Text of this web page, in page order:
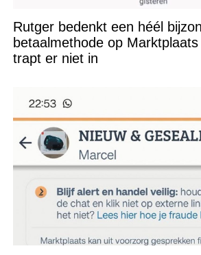
Rutger bedenkt een héél
betaalmethode op
trapt er niet in